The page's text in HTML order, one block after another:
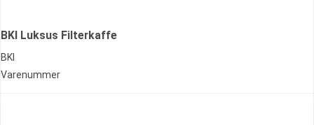
BKI Luksus Filterkaffe
BKI
Varenummer